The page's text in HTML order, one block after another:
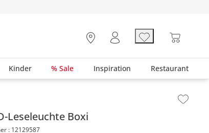
Kinder % Sale Inspiration Restaurant
überspringen - Zum Seitenende
Leseleuchte Boxi
: 12129587